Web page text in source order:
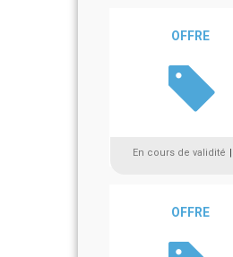
OFFRE
En cours de validité
OFFRE